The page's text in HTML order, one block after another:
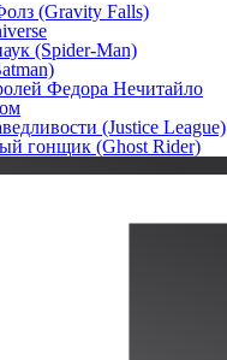
(Gravity Falls)
(Spider-Man)
Федора Нечитайло
(Justice League)
гонщик (Ghost Rider)